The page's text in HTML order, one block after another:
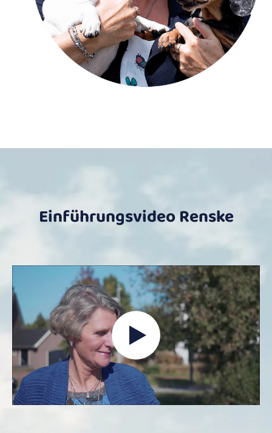
Einführungsvideo Renske